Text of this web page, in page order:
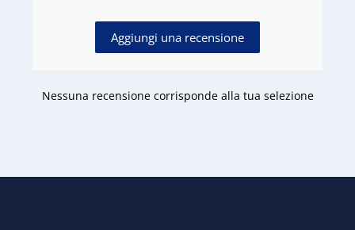
Aggiungi una recensione
Nessuna recensione corrisponde alla tua selezione